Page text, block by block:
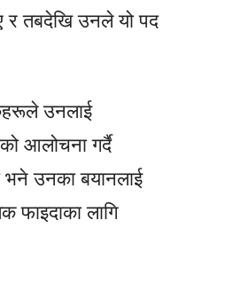
र तबदेखि उनले यो पद
उनलाई
आलोचना गर्दै
उनका बयानलाई
फाइदाका लागि